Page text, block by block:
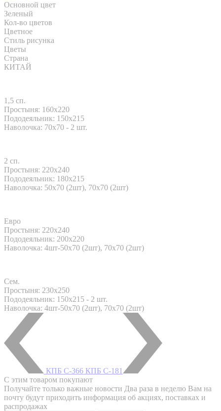
Основной цвет
Зеленый
Кол-во цветов
Цветное
Стиль рисунка
Цветы
Страна
КИТАЙ
1,5 сп.
Простыня: 160x220
Пододеяльник: 150x215
Наволочка: 70x70 - 2 шт.
2 сп.
Простыня: 220x240
Пододеяльник: 180x215
Наволочка: 50х70 (2шт), 70х70 (2шт)
Евро
Простыня: 220x240
Пододеяльник: 200x220
Наволочка: 4шт-50х70 (2шт), 70х70 (2шт)
Сем.
Простыня: 230x250
Пододеяльник: 150x215 - 2 шт.
Наволочка: 4шт-50х70 (2шт), 70х70 (2шт)
КПБ С-366 КПБ С-181
С этим товаром покупают
Получайте только важные новости Два раза в неделю Вам на
почту будут приходить информация об акциях, поставках и
распродажах